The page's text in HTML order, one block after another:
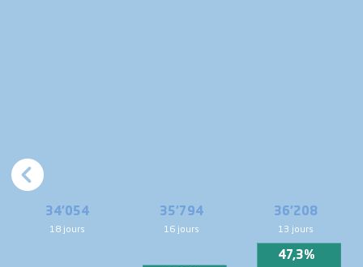
47,3%
36'208
35'794
34'054
13 jours
16 jours
18 jours